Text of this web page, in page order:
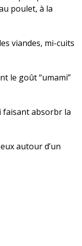
poulet, à la
viandes, mi-cuits
le goût “umami”
faisant absorbr la
autour d’un